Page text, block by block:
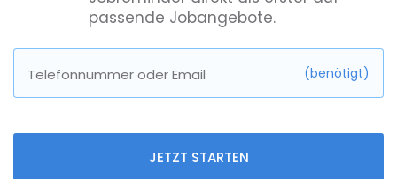
passende Jobangebote.
Telefonnummer oder Email (benötigt)
JETZT STARTEN